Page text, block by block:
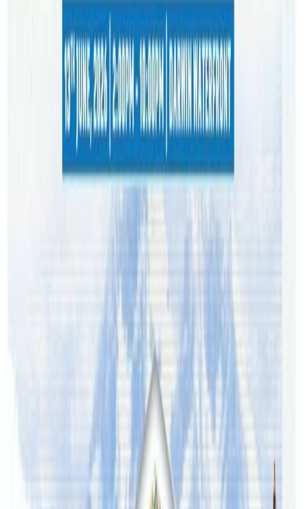
प्याकेज, होटल बुकिङ, कार भाडा, क्रूज प्याकेज उपलब्ध
गराउँदैआएको छ ।
बुद्ध ट्राभल्स सन २०११ मा मलेशियन एयरलाइन्सबाट र यसपछि सन्
२०१९ सम्म सिंगापुर र थाई एयरलाइन्सबाट उत्कृष्ठ एजेन्स सेवा
प्रदायक कम्पनीका रुपमा पुरस्कृत समेत भएको थियो । नेपालमा रहँदा
पर्यटन प्रबर्धन र ट्राभल क्षेत्रमा काम गर्नुभएका न्यौपानेले २००८ मा
मेलबर्नमा प्रधान कार्यालय राखेर बुद्ध ट्राभल एण्ड टुर्स सञ्चालनमा
ल्याउनुभएको थियो । न्यौपाने विगतमा नेपाली चलचित्रको निर्माण र
अभिनयमा समेत भुमिका खेल्नुभएको व्यक्ति हुनुहुन्छ । अष्ट्रेलियाका
विभिन्न स्थान अनि नेपाल र न्युजिल्याण्डमा कार्यालय राखेर ट्राभल
कम्पनीले अष्ट्रेलियामा धैरै टुर प्याकेज बेच्ने र अनि पर्यटकलाई भ्रमण
गराउन सफल हेल्लो वल्र्ड र फ्याइट सेन्टरसँगको सहकार्यमा नेपालमा
पर्यटक भित्राउन भुमिका खेल्ने प्रतिबद्धता जनाएको छ ।
अहिले अष्ट्रेलियाबाट वार्षिक ३० हजार हाराहारी पर्यटक नेपाल
भ्रमणमा आउने गरेका छन् । यी मध्येपनि आधा अर्थात करिब १५ हजार
नेपाली मुलका अष्ट्रेलियन नागरिक रहेका छन् । अष्ट्रेलिया हुँदै नेपाल
आउने अन्तर्राष्ट्रिय पर्यटकहरुको संख्या वार्षिक १५ हजार रहेको छ ।
लाखौँको संख्यामा नेपालीहरुको जनघनत्व पुग्दैगरेको अष्ट्रेलियामा
टिकटकै नाममा ठगिने र झञ्झट व्यहोर्नुपर्ने नेपालीहरुका लागि बुद्ध
ट्राभल्स एण्ड टुर्स निक्कै नै सहयोगी बन्नेगरेको छ ।